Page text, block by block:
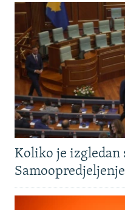
Koliko je izgledan